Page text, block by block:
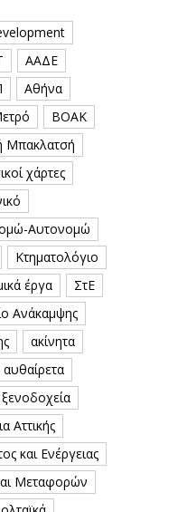
ΑΑΔΕ
Αθήνα
ΒΟΑΚ
Μπακλατσή
χάρτες
Αυτονομώ
Κτηματολόγιο
έργα
ΣτΕ
Ανάκαμψης
ακίνητα
αυθαίρετα
ξενοδοχεία
Αττικής
και Ενέργειας
Μεταφορών